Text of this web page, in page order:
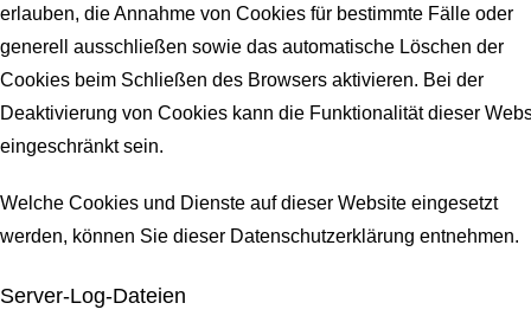
erlauben, die Annahme von Cookies für bestimmte Fälle oder
generell ausschließen sowie das automatische Löschen der
Cookies beim Schließen des Browsers aktivieren. Bei der
Deaktivierung von Cookies kann die Funktionalität dieser
eingeschränkt sein.
Welche Cookies und Dienste auf dieser Website eingesetzt
werden, können Sie dieser Datenschutzerklärung entnehmen.
Server-Log-Dateien